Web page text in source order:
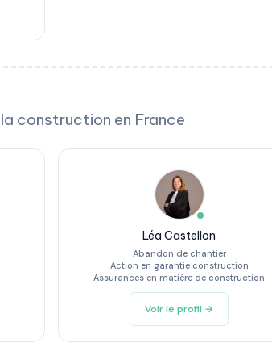
construction en France
Léa Castellon
Abandon de chantier
Action en garantie construction
Assurances en matière de construction
Voir le profil →